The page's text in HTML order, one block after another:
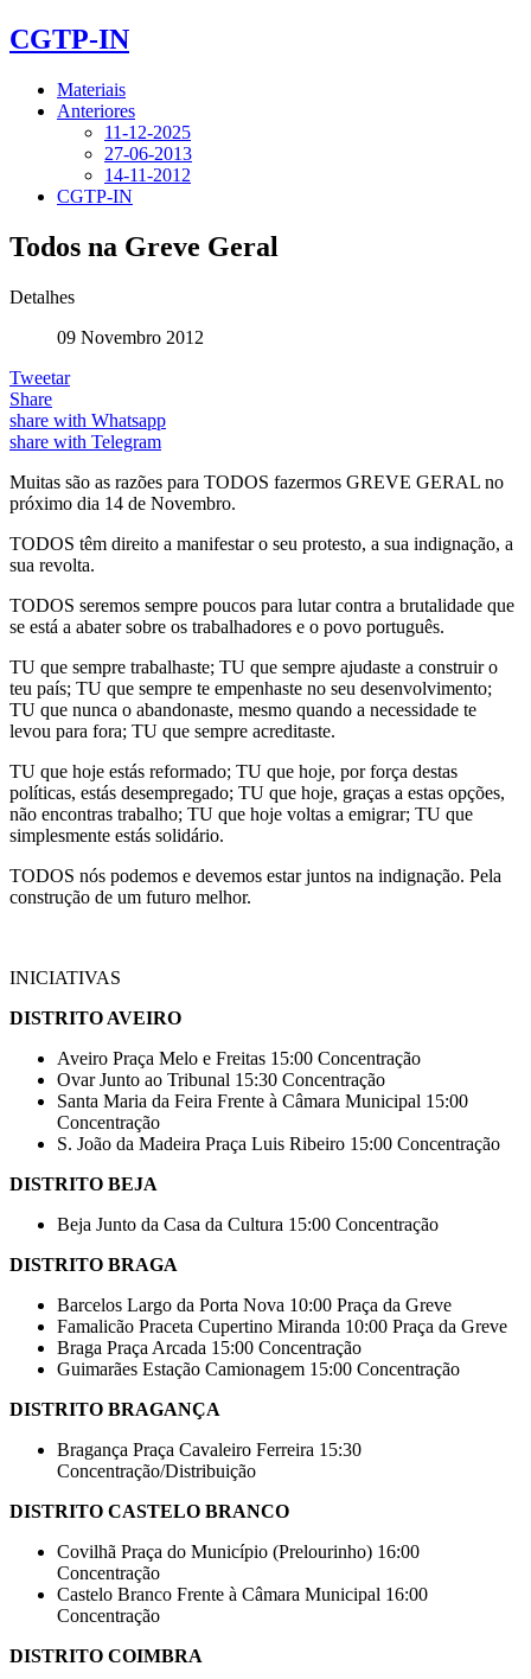
CGTP-IN
Materiais
Anteriores
11-12-2025
27-06-2013
14-11-2012
CGTP-IN
Todos na Greve Geral
Detalhes
09 Novembro 2012
Tweetar
Share
share with Whatsapp
share with Telegram
Muitas são as razões para TODOS fazermos GREVE GERAL no
próximo dia 14 de Novembro.
TODOS têm direito a manifestar o seu protesto, a sua indignação, a
sua revolta.
TODOS seremos sempre poucos para lutar contra a brutalidade que
se está a abater sobre os trabalhadores e o povo português.
TU que sempre trabalhaste; TU que sempre ajudaste a construir o
teu país; TU que sempre te empenhaste no seu desenvolvimento;
TU que nunca o abandonaste, mesmo quando a necessidade te
levou para fora; TU que sempre acreditaste.
TU que hoje estás reformado; TU que hoje, por força destas
políticas, estás desempregado; TU que hoje, graças a estas opções,
não encontras trabalho; TU que hoje voltas a emigrar; TU que
simplesmente estás solidário.
TODOS nós podemos e devemos estar juntos na indignação. Pela
construção de um futuro melhor.
INICIATIVAS
DISTRITO AVEIRO
Aveiro Praça Melo e Freitas 15:00 Concentração
Ovar Junto ao Tribunal 15:30 Concentração
Santa Maria da Feira Frente à Câmara Municipal 15:00
Concentração
S. João da Madeira Praça Luis Ribeiro 15:00 Concentração
DISTRITO BEJA
Beja Junto da Casa da Cultura 15:00 Concentração
DISTRITO BRAGA
Barcelos Largo da Porta Nova 10:00 Praça da Greve
Famalicão Praceta Cupertino Miranda 10:00 Praça da Greve
Braga Praça Arcada 15:00 Concentração
Guimarães Estação Camionagem 15:00 Concentração
DISTRITO BRAGANÇA
Bragança Praça Cavaleiro Ferreira 15:30
Concentração/Distribuição
DISTRITO CASTELO BRANCO
Covilhã Praça do Município (Prelourinho) 16:00
Concentração
Castelo Branco Frente à Câmara Municipal 16:00
Concentração
DISTRITO COIMBRA